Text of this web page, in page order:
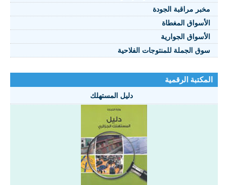
مراقبة الجودة
المغطاة
الجوارية
الجملة للمنتوجات الفلاحية
الرقمية
دليل المستهلك